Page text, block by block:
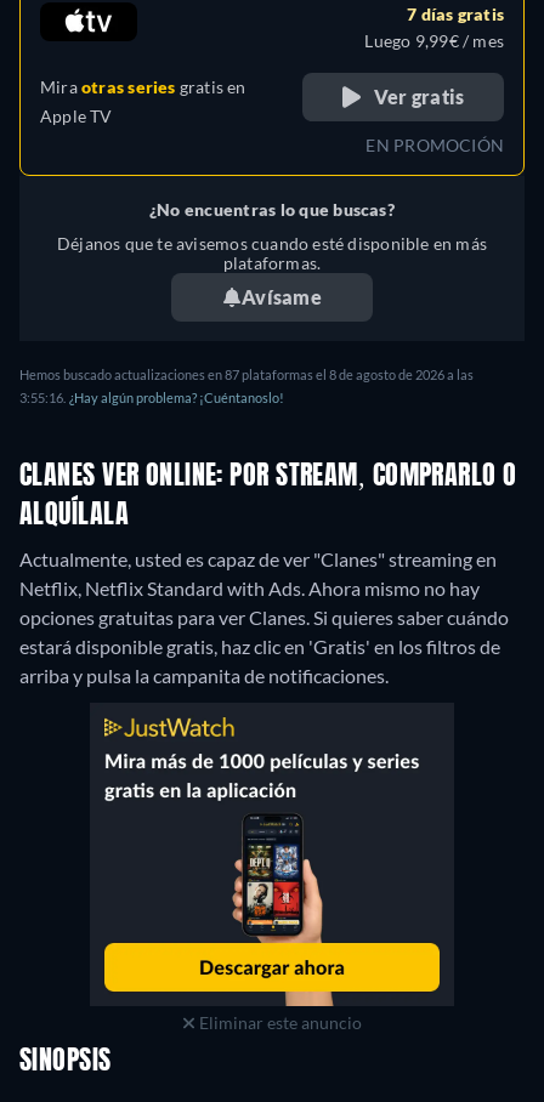
Miraotras series gratis en
Apple TV
7 días gratis
Luego 9,99€ / mes
Ver gratis
EN PROMOCIÓN
¿No encuentras lo que buscas?
Déjanos que te avisemos cuando esté disponible en más
plataformas.
Avísame
Hemos buscado actualizaciones en 87 plataformas el 8 de agosto de 2026 a las
3:55:16. ¿Hay algún problema? ¡Cuéntanoslo!
CLANES VER ONLINE: POR STREAM, COMPRARLO O
ALQUÍLALA
Actualmente, usted es capaz de ver "Clanes" streaming en
Netflix, Netflix Standard with Ads.Ahora mismo no hay
opciones gratuitas para ver Clanes. Si quieres saber cuándo
estará disponible gratis, haz clic en 'Gratis' en los filtros de
arriba y pulsa la campanita de notificaciones.
Eliminar este anuncio
SINOPSIS